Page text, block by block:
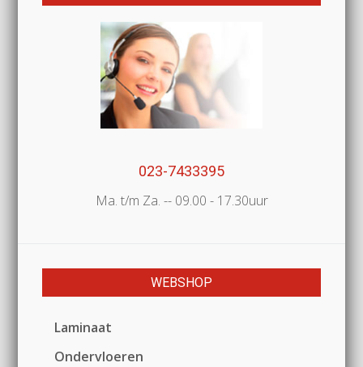
023-7433395
Ma. t/m Za. -- 09.00 - 17.30uur
WEBSHOP
Laminaat
Ondervloeren